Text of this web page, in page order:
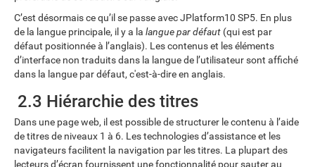
C’est désormais ce qu’il se passe avec JPlatform10 SP5. En plus
de la langue principale, il y a la langue par défaut (qui est par
défaut positionnée à l’anglais). Les contenus et les éléments
d’interface non traduits dans la langue de l’utilisateur sont affiché
dans la langue par défaut, c'est-à-dire en anglais.
2.3 Hiérarchie des titres
Dans une page web, il est possible de structurer le contenu à l’aide
de titres de niveaux 1 à 6. Les technologies d’assistance et les
navigateurs facilitent la navigation par les titres. La plupart des
lecteurs d’écran fournissent une fonctionnalité pour sauter au